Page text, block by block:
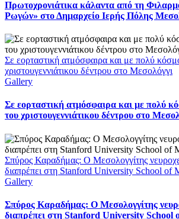
Πρωτοχρονιάτικα κάλαντα από τη
Ρωγών» στο Δημαρχείο Ιερής Πόλης
Σε εορταστική ατμόσφαιρα και με πολύ
χριστουγεννιάτικου δέντρου στο Μεσολόγγι
Gallery
Σε εορταστική ατμόσφαιρα και με πολύ
του χριστουγεννιάτικου δέντρου στο
Σπύρος Καραδήμας: Ο Μεσολογγίτης
διαπρέπει στη Stanford University School of
Gallery
Σπύρος Καραδήμας: Ο Μεσολογγίτης
διαπρέπει στη Stanford University School